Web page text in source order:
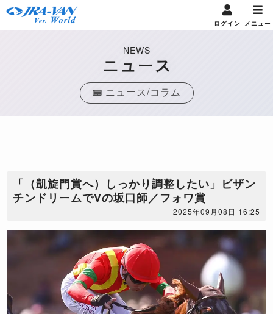
ログイン メニュー
NEWS
ニュース
ニュース/コラム
「（凱旋門賞へ）しっかり調整したい」ビザン
チンドリームでVの坂口師／フォワ賞
2025年09月08日 16:25